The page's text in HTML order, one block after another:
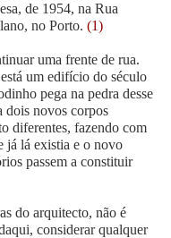
de 1954, na Rua
no Porto. (1)
uma frente de rua.
um edifício do século
pega na pedra desse
dois novos corpos
diferentes, fazendo com
já lá existia e o novo
passem a constituir
do arquitecto, não é
considerar qualquer